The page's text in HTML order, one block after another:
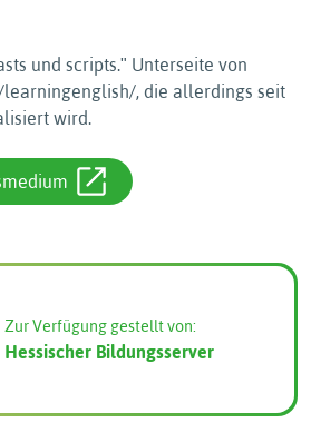
und scripts.ʺ Unterseite von
learningenglish/, die allerdings seit
wird.
Zur Verfügung gestellt von:
Hessischer Bildungsserver